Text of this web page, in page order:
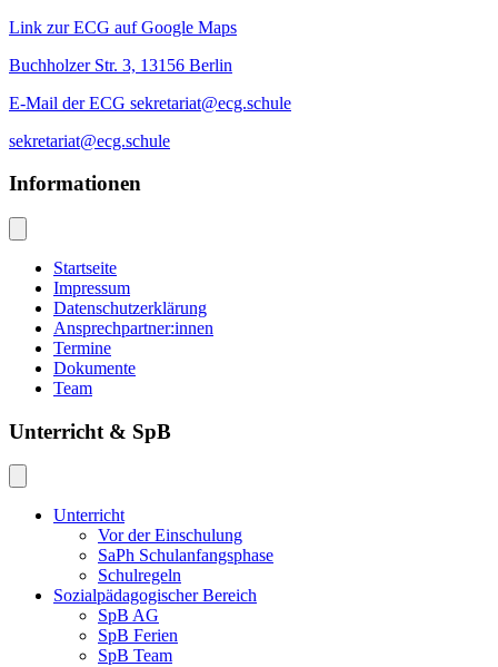
Link zur ECG auf Google Maps
Buchholzer Str. 3, 13156 Berlin
E-Mail der ECG sekretariat@ecg.schule
sekretariat@ecg.schule
Informationen
Startseite
Impressum
Datenschutzerklärung
Ansprechpartner:innen
Termine
Dokumente
Team
Unterricht & SpB
Unterricht
Vor der Einschulung
SaPh Schulanfangsphase
Schulregeln
Sozialpädagogischer Bereich
SpB AG
SpB Ferien
SpB Team